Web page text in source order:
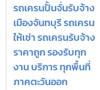
รถเครนปั้นจั่นรับจ้าง
เมืองจันทบุรี รถเครน
ให้เช่า รถเครนรับจ้าง
ราคาถูก รองรับทุก
งาน บริการ ทุกพื้นที่
ภาคตะวันออก